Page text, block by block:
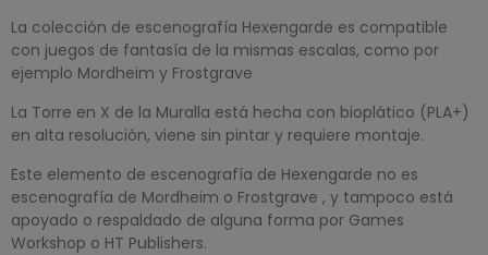
La colección de escenografía Hexengarde es compatible
con juegos de fantasía de la mismas escalas, como por
ejemplo Mordheim y Frostgrave
La Torre en X de la Muralla está hecha con bioplático (PLA+)
en alta resolución, viene sin pintar y requiere montaje.
Este elemento de escenografía de Hexengarde no es
escenografía de Mordheim o Frostgrave , y tampoco está
apoyado o respaldado de alguna forma por Games
Workshop o HT Publishers.